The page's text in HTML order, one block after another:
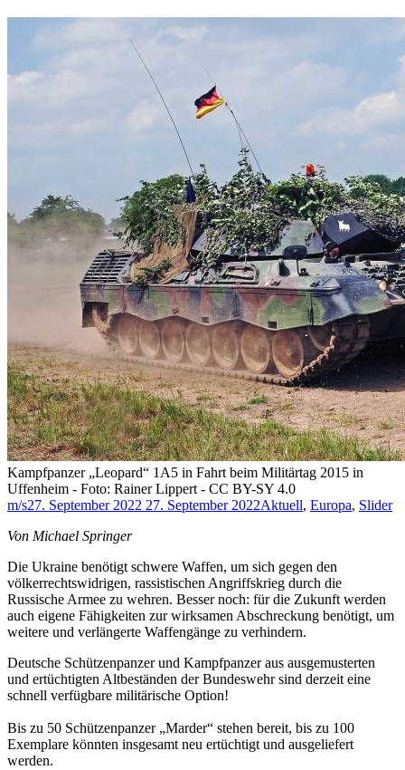
Kampfpanzer „Leopard“ 1A5 in Fahrt beim Militärtag 2015 in
Uffenheim - Foto: Rainer Lippert - CC BY-SY 4.0
m/s27. September 2022 27. September 2022Aktuell, Europa, Slider
Von Michael Springer
Die Ukraine benötigt schwere Waffen, um sich gegen den
völkerrechtswidrigen, rassistischen Angriffskrieg durch die
Russische Armee zu wehren. Besser noch: für die Zukunft werden
auch eigene Fähigkeiten zur wirksamen Abschreckung benötigt, um
weitere und verlängerte Waffengänge zu verhindern.
Deutsche Schützenpanzer und Kampfpanzer aus ausgemusterten
und ertüchtigten Altbeständen der Bundeswehr sind derzeit eine
schnell verfügbare militärische Option!
Bis zu 50 Schützenpanzer „Marder“ stehen bereit, bis zu 100
Exemplare könnten insgesamt neu ertüchtigt und ausgeliefert
werden.